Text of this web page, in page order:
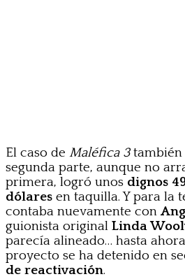
El caso de Maléfica 3también
segunda parte, aunque no
primera, logró unos dignos
dólares en taquilla. Y para la
contaba nuevamente con
guionista original Linda
parecía alineado… hasta
proyecto se ha detenido en
de reactivación.